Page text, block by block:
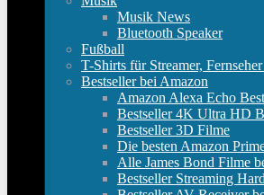
Musik News
Bluetooth Speaker
Fußball
T-Shirts für Streamer,
Bestseller bei Amazon
Amazon Alexa Echo
Bestseller 4K Ultra HD
Bestseller 3D Filme
Die besten Amazon
Alle James Bond Filme
Bestseller Streaming